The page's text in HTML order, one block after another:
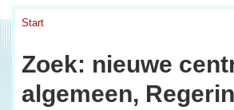
Start
Zoek: nieuwe
algemeen,